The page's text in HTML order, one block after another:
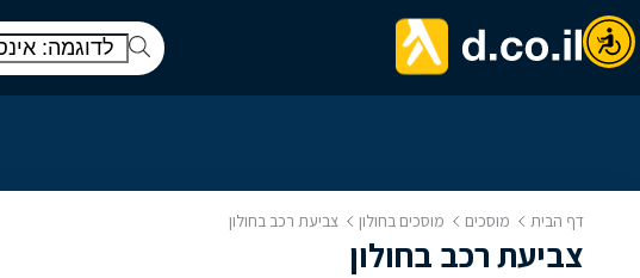
דף הבית מוסכים מוסכים בחולון צביעת רכב בחולון
צביעת רכב בחולון